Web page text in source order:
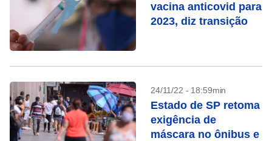
vacina anticovid para
2023, diz transição
24/11/22 - 18:59min
Estado de SP retoma
exigência de
máscara no ônibus e